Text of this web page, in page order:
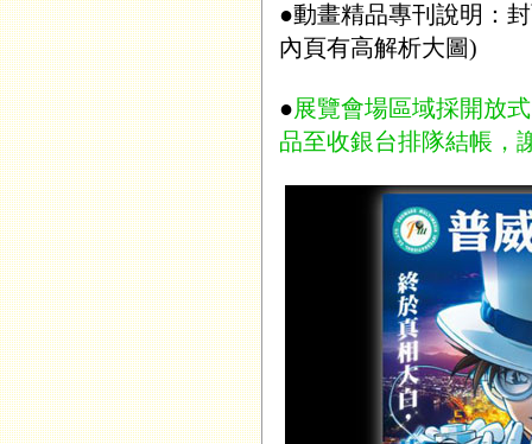
●動畫精品專刊說明：
內頁有高解析大圖)
●展覽會場區域採開放
品至收銀台排隊結帳，